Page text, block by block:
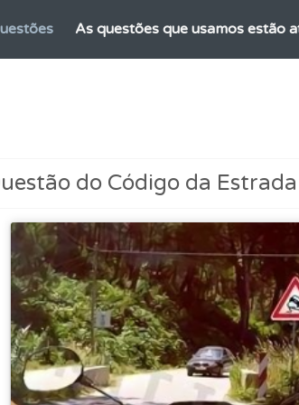
As questões que usamos estão
Consulte os comentários da
Crie uma conta para ter acesso às
O teste "Erradas" apresenta-lhe
do Código da